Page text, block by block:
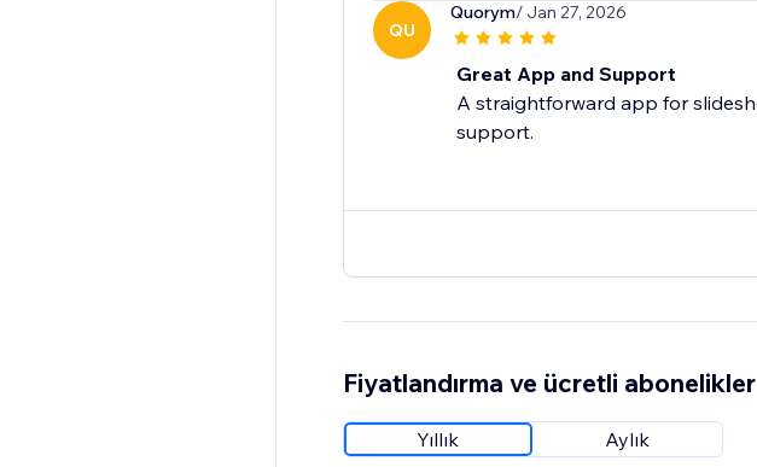
QU
Quorym/ Jan 27, 2026
Great App and Support
A straightforward app for
support.
Fiyatlandırma ve ücretli abonelikler
Yıllık Aylık